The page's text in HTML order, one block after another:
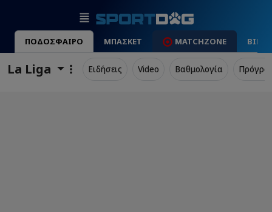
ΠΟΔΟΣΦΑΙΡΟ ΜΠΑΣΚΕΤ MATCHZONE
La Liga Ειδήσεις Video Βαθμολογία